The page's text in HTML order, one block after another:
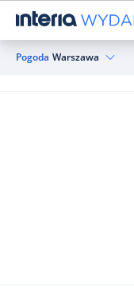
Pogoda Warszawa